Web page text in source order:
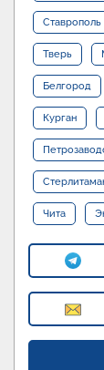
Ставрополь
Тверь
Белгород
Курган
Чита